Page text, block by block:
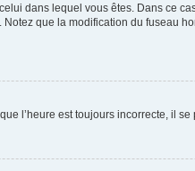
dans lequel vous êtes. Dans ce
que la modification du fuseau
l’heure est toujours incorrecte, il